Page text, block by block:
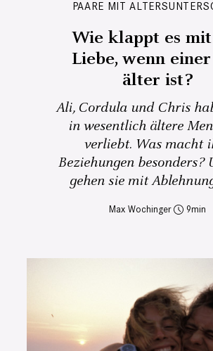
PAARE MIT
Wie klappt es
Liebe, wenn
älter ist?
Ali, Cordula und Chris
in wesentlich ältere
verliebt. Was macht
Beziehungen besonders?
gehen sie mit
Max Wochinger 9